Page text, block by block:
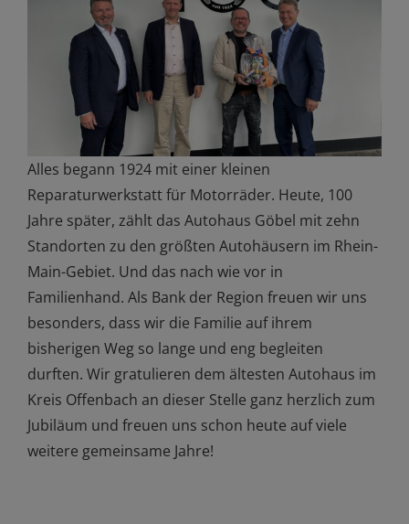
Alles begann 1924 mit einer kleinen
Reparaturwerkstatt für Motorräder. Heute, 100
Jahre später, zählt das Autohaus Göbel mit zehn
Standorten zu den größten Autohäusern im Rhein-
Main-Gebiet. Und das nach wie vor in
Familienhand. Als Bank der Region freuen wir uns
besonders, dass wir die Familie auf ihrem
bisherigen Weg so lange und eng begleiten
durften. Wir gratulieren dem ältesten Autohaus im
Kreis Offenbach an dieser Stelle ganz herzlich zum
Jubiläum und freuen uns schon heute auf viele
weitere gemeinsame Jahre!